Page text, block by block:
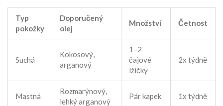
Typ
pokožky
Doporučený
olej
Množství Četnost
Suchá
Kokosový,
arganový
1–2
čajové
lžičky
2x týdně
Mastná
Rozmarýnový,
lehký arganový
Pár kapek 1x týdně